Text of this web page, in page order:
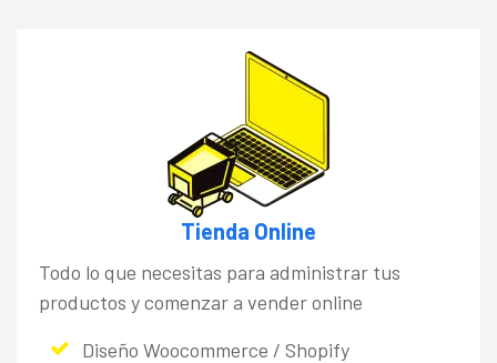
Tienda Online
Todo lo que necesitas para administrar tus
productos y comenzar a vender online
Diseño Woocommerce / Shopify